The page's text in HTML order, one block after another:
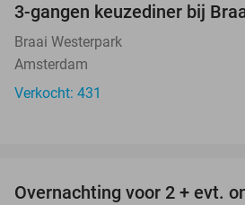
3-gangen keuzediner bij
Braai Westerpark
Amsterdam
Verkocht: 431
Overnachting voor 2 + evt.